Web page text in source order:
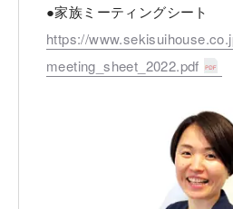
●家族ミーティングシート
https://
meeting_sheet_2022.pdf